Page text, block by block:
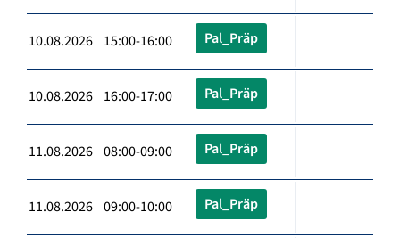
10.08.2026 15:00-16:00 Pal_Präp
10.08.2026 16:00-17:00 Pal_Präp
11.08.2026 08:00-09:00 Pal_Präp
11.08.2026 09:00-10:00 Pal_Präp